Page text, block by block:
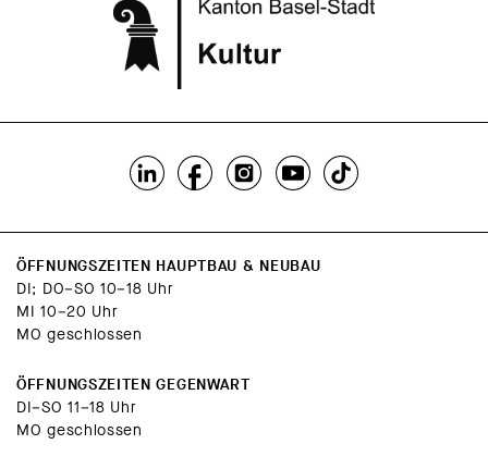
ÖFFNUNGSZEITEN HAUPTBAU & NEUBAU
DI; DO–SO 10–18 Uhr
MI 10–20 Uhr
MO geschlossen
ÖFFNUNGSZEITEN GEGENWART
DI–SO 11–18 Uhr
MO geschlossen